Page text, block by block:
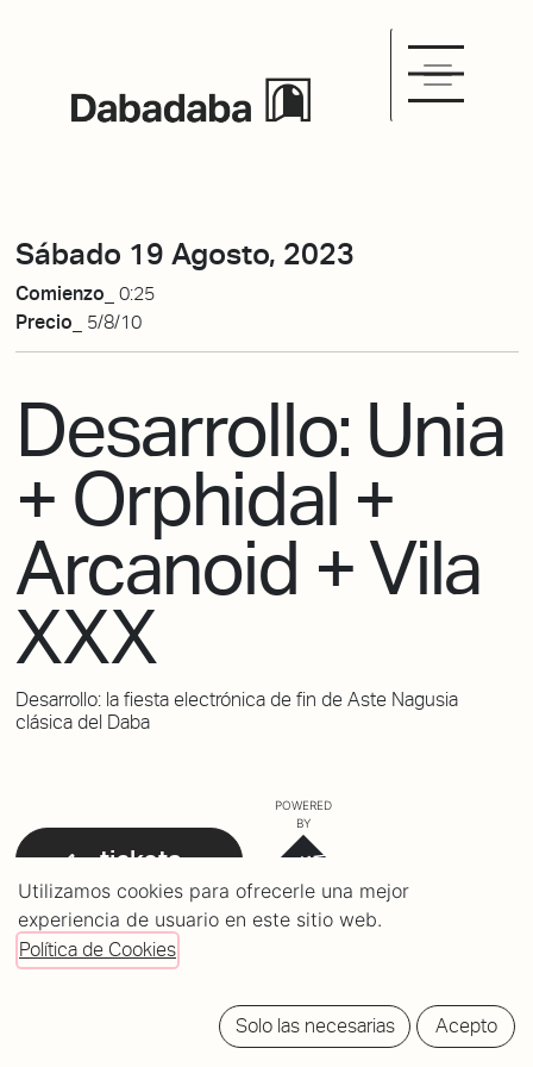
Sábado 19 Agosto, 2023
Comienzo_ 0:25
Precio_ 5/8/10
Desarrollo: Unia
+ Orphidal +
Arcanoid + Vila
XXX
Desarrollo: la fiesta electrónica de fin de Aste Nagusia
clásica del Daba
tickets
POWERED
BY
Utilizamos cookies para ofrecerle una mejor
experiencia de usuario en este sitio web.
Política de Cookies
Solo las necesarias Acepto